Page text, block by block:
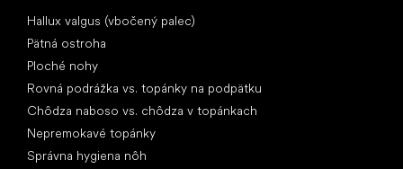
Hallux valgus (vbočený palec)
Pätná ostroha
Ploché nohy
Rovná podrážka vs. topánky na podpätku
Chôdza naboso vs. chôdza v topánkach
Nepremokavé topánky
Správna hygiena nôh